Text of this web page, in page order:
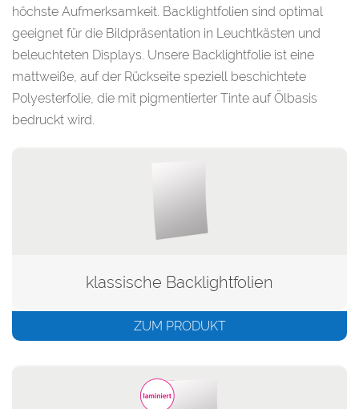
höchste Aufmerksamkeit. Backlightfolien sind optimal
geeignet für die Bildpräsentation in Leuchtkästen und
beleuchteten Displays. Unsere Backlightfolie ist eine
mattweiße, auf der Rückseite speziell beschichtete
Polyesterfolie, die mit pigmentierter Tinte auf Ölbasis
bedruckt wird.
klassische Backlightfolien
ZUM PRODUKT